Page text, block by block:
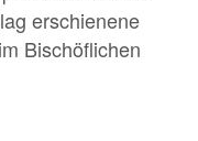
erschienene
Bischöflichen